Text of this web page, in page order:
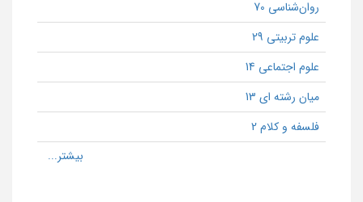
روان‌شناسی 70
علوم تربیتی 29
علوم اجتماعی 14
میان رشته ای 13
فلسفه و کلام 2